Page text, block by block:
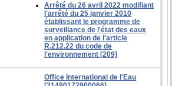
Arrêté du 26 avril 2022 modifiant
l'arrêté du 25 janvier 2010
établissant le programme de
surveillance de l'état des eaux
en application de l'article
R.212.22 du code de
l'environnement [209]
Office International de l'Eau